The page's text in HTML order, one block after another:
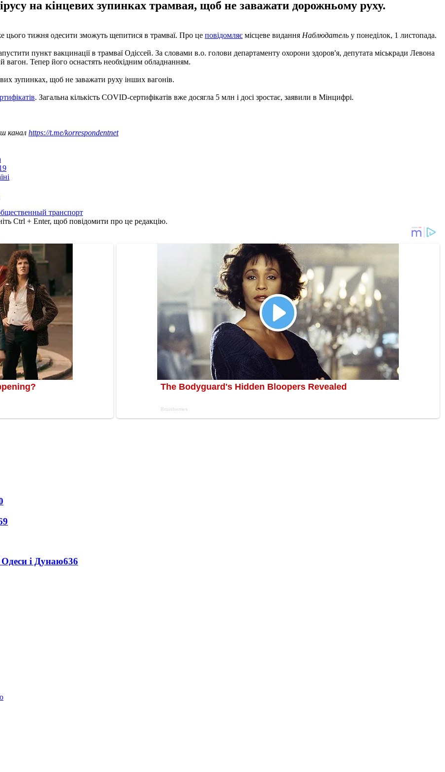
на кінцевих зупинках трамвая, щоб не заважати дорожньому руху.
цього тижня одесити зможуть щепитися в трамваї. Про це повідомляє місцеве видання Наблюдатель у понеділок, 1 листопада.
пункт вакцинації в трамваї Одіссей. За словами в.о. голови департаменту охорони здоров'я, депутата міськради Левона
Тепер його оснастять необхідним обладнанням.
зупинках, щоб не заважати руху інших вагонів.
. Загальна кількість COVID-сертифікатів вже досягла 5 млн і досі зростає, заявили в Мінцифрі.
канал https://t.me/korrespondentnet
транспорт
Ctrl + Enter, щоб повідомити про це редакцію.
Одеси і Дунаю636